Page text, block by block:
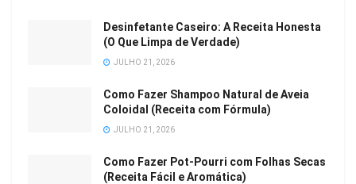
Desinfetante Caseiro: A Receita Honesta
(O Que Limpa de Verdade)
JULHO 21, 2026
Como Fazer Shampoo Natural de Aveia
Coloidal (Receita com Fórmula)
JULHO 21, 2026
Como Fazer Pot-Pourri com Folhas Secas
(Receita Fácil e Aromática)